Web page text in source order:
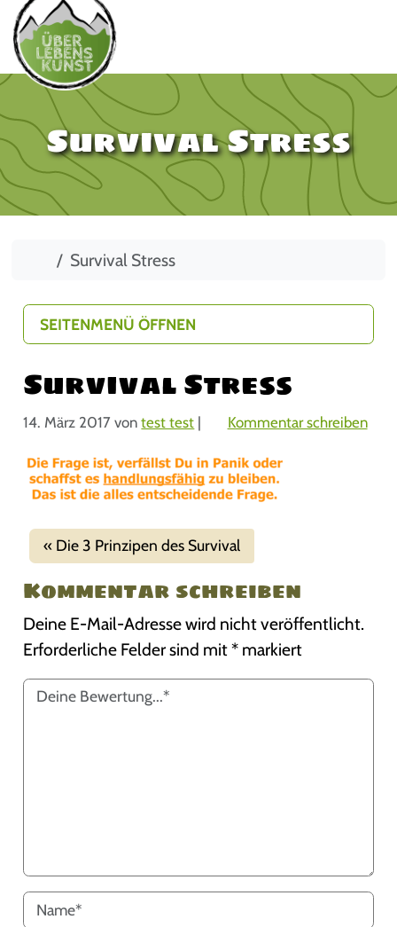
Survival Stress
StartSurvival Stress
Survival Stress
14. März 2017 vontest test | Kommentar schreiben
Die 3 Prinzipen des Survival
Kommentar schreiben
Deine E-Mail-Adresse wird nicht veröffentlicht.
Erforderliche Felder sind mit* markiert
SEITENMENÜ ÖFFNEN